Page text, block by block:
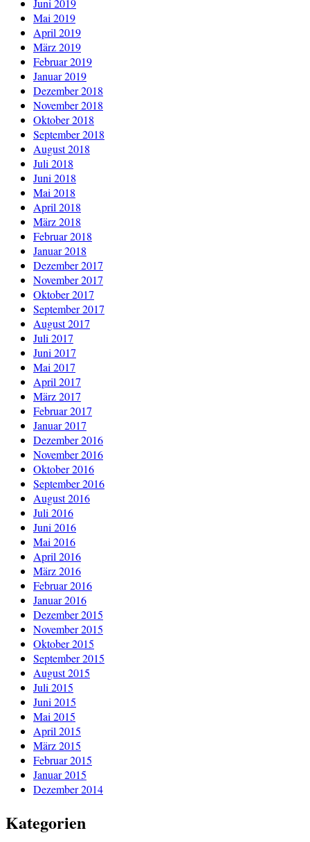
Juni 2019
Mai 2019
April 2019
März 2019
Februar 2019
Januar 2019
Dezember 2018
November 2018
Oktober 2018
September 2018
August 2018
Juli 2018
Juni 2018
Mai 2018
April 2018
März 2018
Februar 2018
Januar 2018
Dezember 2017
November 2017
Oktober 2017
September 2017
August 2017
Juli 2017
Juni 2017
Mai 2017
April 2017
März 2017
Februar 2017
Januar 2017
Dezember 2016
November 2016
Oktober 2016
September 2016
August 2016
Juli 2016
Juni 2016
Mai 2016
April 2016
März 2016
Februar 2016
Januar 2016
Dezember 2015
November 2015
Oktober 2015
September 2015
August 2015
Juli 2015
Juni 2015
Mai 2015
April 2015
März 2015
Februar 2015
Januar 2015
Dezember 2014
Kategorien